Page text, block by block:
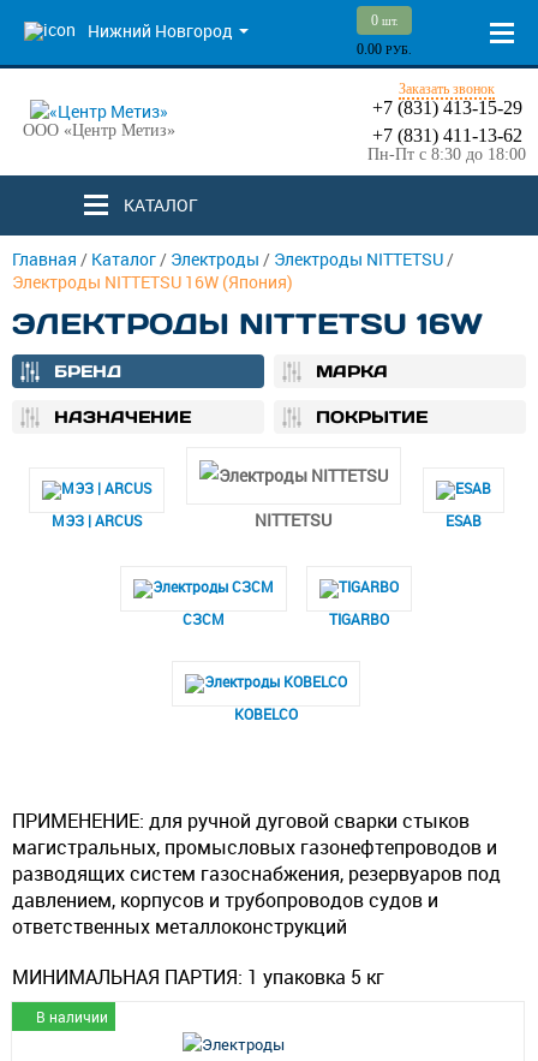
Нижний Новгород 0 шт.
0.00 РУБ.
ООО «Центр Метиз»
Заказать звонок
+7 (831) 413-15-29
+7 (831) 411-13-62
Пн-Пт с 8:30 до 18:00
КАТАЛОГ
Главная / Каталог/ Электроды / Электроды NITTETSU/
Электроды NITTETSU 16W (Япония)
ЭЛЕКТРОДЫ NITTETSU 16W
БРЕНД МАРКА
НАЗНАЧЕНИЕ ПОКРЫТИЕ
МЭЗ | ARCUS NITTETSU ESAB
СЗСМ TIGARBO
KOBELCO
ПРИМЕНЕНИЕ: для ручной дуговой сварки стыков
магистральных, промысловых газонефтепроводов и
разводящих систем газоснабжения, резервуаров под
давлением, корпусов и трубопроводов судов и
ответственных металлоконструкций
МИНИМАЛЬНАЯ ПАРТИЯ: 1 упаковка 5 кг
В наличии